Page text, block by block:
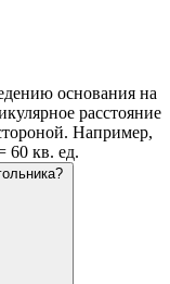
основания на
расстояние
Например,
60 кв. ед.